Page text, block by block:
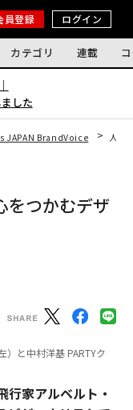
員登録 ログイン
カテゴリ 連載
した
JAPAN BrandVoice 人を
をつかむデザ
）と中村洋基 PARTYク
行家アルベルト・